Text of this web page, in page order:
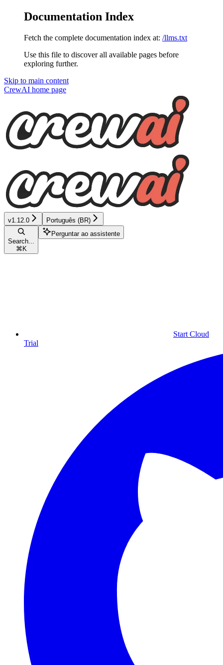
Documentation Index
Fetch the complete documentation index at: /llms.txt
Use this file to discover all available pages before
exploring further.
Skip to main content
CrewAI home page
v1.12.0 Português (BR)
Search...
⌘ K
Perguntar ao assistente
Start Cloud
Trial